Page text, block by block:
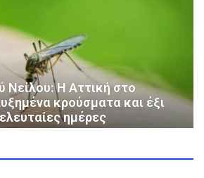
Νείλου: Η Αττική στο
κρούσματα και έξι
ημέρες